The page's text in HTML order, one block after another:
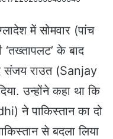
में सोमवार (पांच
के बाद
संजय राउत (Sanjay
उन्होंने कहा था कि
ने पाकिस्तान का दो
से बदला लिया